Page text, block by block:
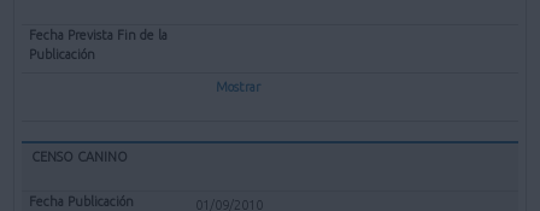
Mostrar
CENSO CANINO
01/09/2010